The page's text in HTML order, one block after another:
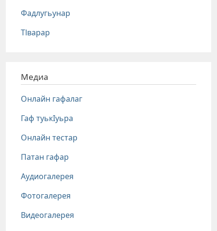
Фадлугьунар
Тlварар
Медиа
Онлайн гафалаг
Гаф туькIуьра
Онлайн тестар
Патан гафар
Аудиогалерея
Фотогалерея
Видеогалерея